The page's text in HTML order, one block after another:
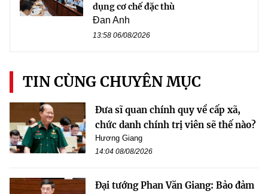
dụng cơ chế đặc thù
Đan Anh
13:58 06/08/2026
TIN CÙNG CHUYÊN MỤC
Đưa sĩ quan chính quy về cấp xã,
chức danh chính trị viên sẽ thế nào?
Hương Giang
14:04 08/08/2026
Đại tướng Phan Văn Giang: Bảo đảm